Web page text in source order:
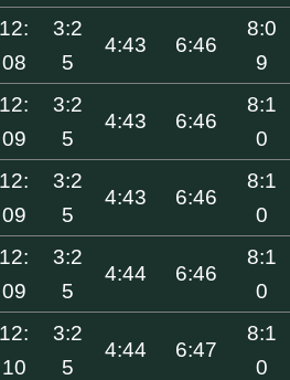
12:
08
3:2
5
4:43 6:46
8:0
9
12:
09
3:2
5
4:43 6:46
8:1
0
12:
09
3:2
5
4:43 6:46
8:1
0
12:
09
3:2
5
4:44 6:46
8:1
0
12:
10
3:2
5
4:44 6:47
8:1
0